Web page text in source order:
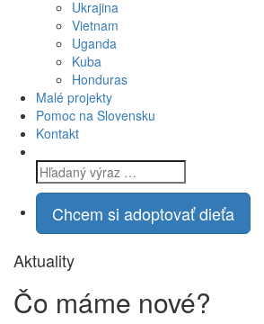
Ukrajina
Vietnam
Uganda
Kuba
Honduras
Malé projekty
Pomoc na Slovensku
Kontakt
Chcem si adoptovať dieťa
Aktuality
Čo máme nové?